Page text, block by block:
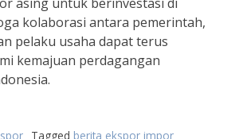
kolaborasi antara pemerintah,
pelaku usaha dapat terus
kemajuan perdagangan
Tagged berita ekspor impor